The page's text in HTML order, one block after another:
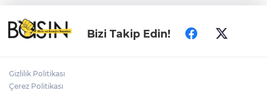
TÜBİTAK'tan lisansüstü araştırmacılara
performans bursu çağrısı
Bizi Takip Edin!
Gizlilik Politikası
Çerez Politikası